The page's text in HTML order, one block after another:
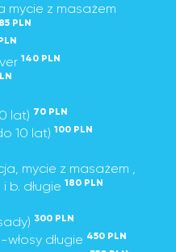
mycie z masażem
85 PLN
140 PLN
lat) 70 PLN
10 lat) 100 PLN
mycie z masażem ,
b. długie 180 PLN
300 PLN
długie 450 PLN